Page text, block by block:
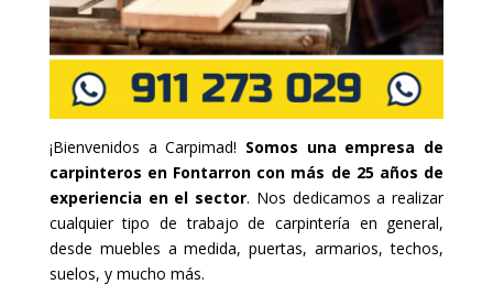
¡Bienvenidos a Carpimad! Somos una empresa de
carpinteros en Fontarron con más de 25 años de
experiencia en el sector. Nos dedicamos a realizar
cualquier tipo de trabajo de carpintería en general,
desde muebles a medida, puertas, armarios, techos,
suelos, y mucho más.